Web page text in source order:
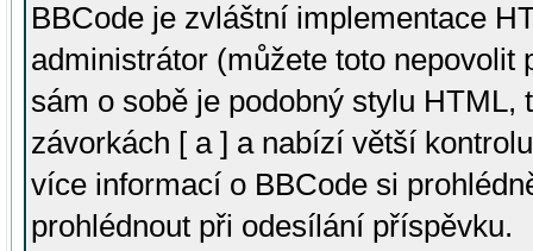
BBCode je zvláštní implementace
administrátor (můžete toto
sám o sobě je podobný stylu HTML,
závorkách [ a ] a nabízí větší
více informací o BBCode si
prohlédnout při odesílání příspěvku.